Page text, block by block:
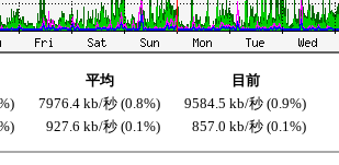
平均
目前
7976.4 kb/秒 (0.8%)
9584.5 kb/秒 (0.9%)
927.6 kb/秒 (0.1%) 857.0 kb/秒 (0.1%)